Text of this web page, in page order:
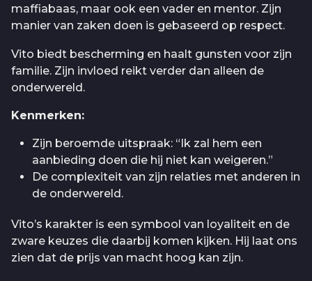
maffiabaas, maar ook een vader en mentor. Zijn
manier van zaken doen is gebaseerd op respect.
Vito biedt bescherming en haalt gunsten voor zijn
familie. Zijn invloed reikt verder dan alleen de
onderwereld.
Kenmerken:
Zijn beroemde uitspraak: “Ik zal hem een
aanbieding doen die hij niet kan weigeren.”
De complexiteit van zijn relaties met anderen in
de onderwereld.
Vito’s karakter is een symbool van loyaliteit en de
zware keuzes die daarbij komen kijken. Hij laat ons
zien dat de prijs van macht hoog kan zijn.